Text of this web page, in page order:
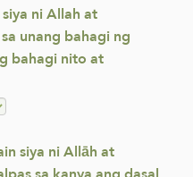
ni Allah at
unang bahagi ng
bahagi nito at
siya ni Allāh at